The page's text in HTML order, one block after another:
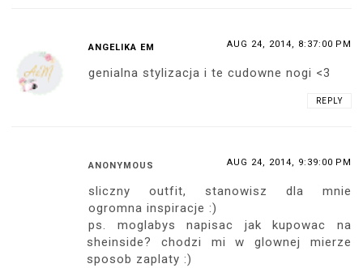
ANGELIKA EM AUG 24, 2014, 8:37:00 PM
genialna stylizacja i te cudowne nogi <3
REPLY
ANONYMOUS AUG 24, 2014, 9:39:00 PM
sliczny outfit, stanowisz dla mnie
ogromna inspiracje :)
ps. moglabys napisac jak kupowac na
sheinside? chodzi mi w glownej mierze
sposob zaplaty :)